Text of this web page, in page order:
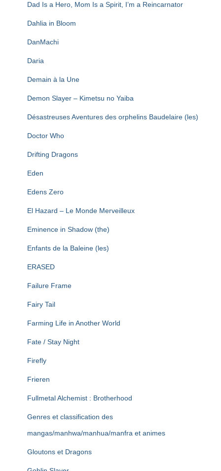
Dad Is a Hero, Mom Is a Spirit, I’m a Reincarnator
Dahlia in Bloom
DanMachi
Daria
Demain à la Une
Demon Slayer – Kimetsu no Yaiba
Désastreuses Aventures des orphelins Baudelaire (les)
Doctor Who
Drifting Dragons
Eden
Edens Zero
El Hazard – Le Monde Merveilleux
Eminence in Shadow (the)
Enfants de la Baleine (les)
ERASED
Failure Frame
Fairy Tail
Farming Life in Another World
Fate / Stay Night
Firefly
Frieren
Fullmetal Alchemist : Brotherhood
Genres et classification des
mangas/manhwa/manhua/manfra et animes
Gloutons et Dragons